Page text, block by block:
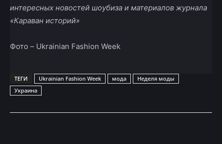
интересных новостей шоубиза и материалов журнала
«Караван историй»
Фото – Ukrainian Fashion Week
ТЕГИ Ukrainian Fashion Week мода
Неделя моды
Украина